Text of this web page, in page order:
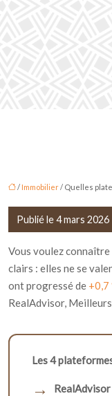
/ Immobilier/ Quelles
Publié le 4 mars 2026
Vous voulez
clairs : elles ne se
ont progressé de +0,7
RealAdvisor,
Les 4
RealAdvisor